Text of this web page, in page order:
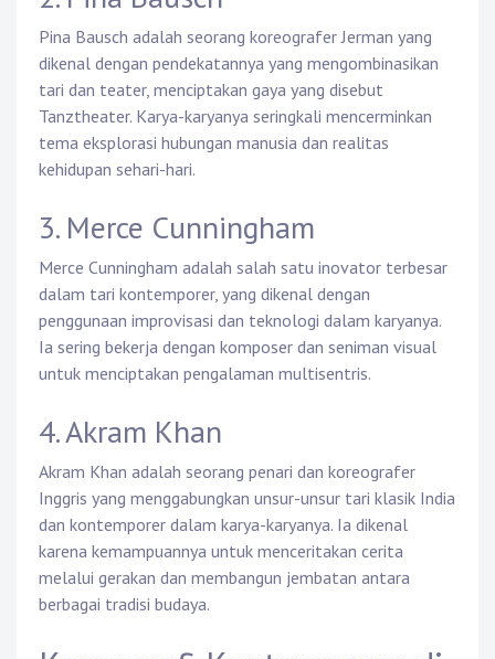
Pina Bausch adalah seorang koreografer Jerman yang
dikenal dengan pendekatannya yang mengombinasikan
tari dan teater, menciptakan gaya yang disebut
Tanztheater. Karya-karyanya seringkali mencerminkan
tema eksplorasi hubungan manusia dan realitas
kehidupan sehari-hari.
3. Merce Cunningham
Merce Cunningham adalah salah satu inovator terbesar
dalam tari kontemporer, yang dikenal dengan
penggunaan improvisasi dan teknologi dalam karyanya.
Ia sering bekerja dengan komposer dan seniman visual
untuk menciptakan pengalaman multisentris.
4. Akram Khan
Akram Khan adalah seorang penari dan koreografer
Inggris yang menggabungkan unsur-unsur tari klasik India
dan kontemporer dalam karya-karyanya. Ia dikenal
karena kemampuannya untuk menceritakan cerita
melalui gerakan dan membangun jembatan antara
berbagai tradisi budaya.